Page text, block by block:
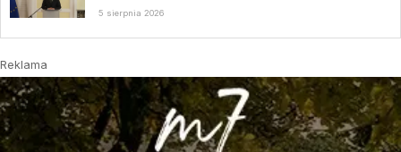
5 sierpnia 2026
Reklama